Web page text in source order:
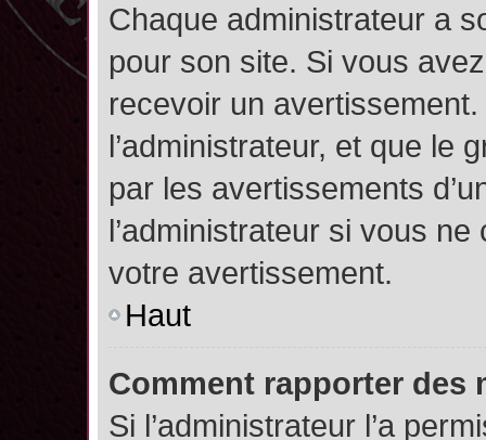
Chaque administrateur a
pour son site. Si vous
recevoir un
l’administrateur, et que le
par les avertissements
l’administrateur si vous
votre avertissement.
Haut
Comment rapporter des
Si l’administrateur l’a